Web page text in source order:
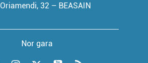
Oriamendi, 32 – BEASAIN
Nor gara